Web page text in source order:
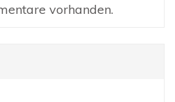
vorhanden.